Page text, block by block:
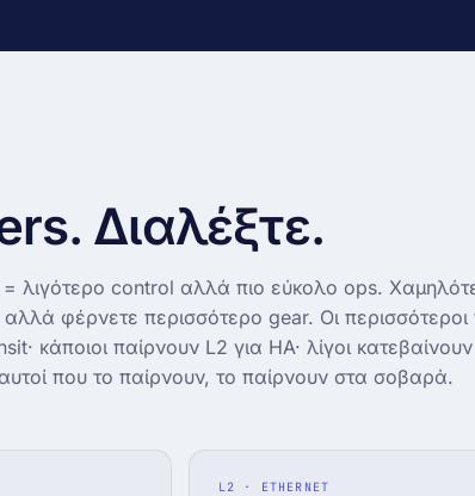
εμείςDNS · WHOIS · SSL
Διαλέξτε.
λιγότερο control αλλά πιο εύκολο ops.
φέρνετε περισσότερο gear. Οι περισσότεροι
κάποιοι παίρνουν L2 για HA· λίγοι
που το παίρνουν, το παίρνουν στα σοβαρά.
L2 · ETHERNET